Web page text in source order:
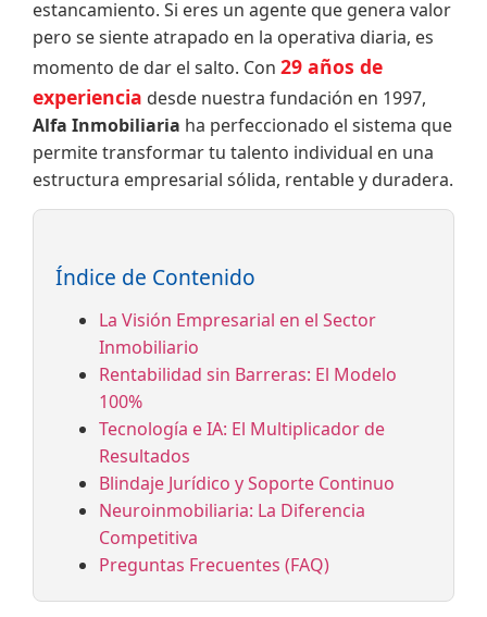
estancamiento. Si eres un agente que genera valor
pero se siente atrapado en la operativa diaria, es
momento de dar el salto. Con 29 años de
experiencia desde nuestra fundación en 1997,
Alfa Inmobiliaria ha perfeccionado el sistema que
permite transformar tu talento individual en una
estructura empresarial sólida, rentable y duradera.
Índice de Contenido
La Visión Empresarial en el Sector
Inmobiliario
Rentabilidad sin Barreras: El Modelo
100%
Tecnología e IA: El Multiplicador de
Resultados
Blindaje Jurídico y Soporte Continuo
Neuroinmobiliaria: La Diferencia
Competitiva
Preguntas Frecuentes (FAQ)